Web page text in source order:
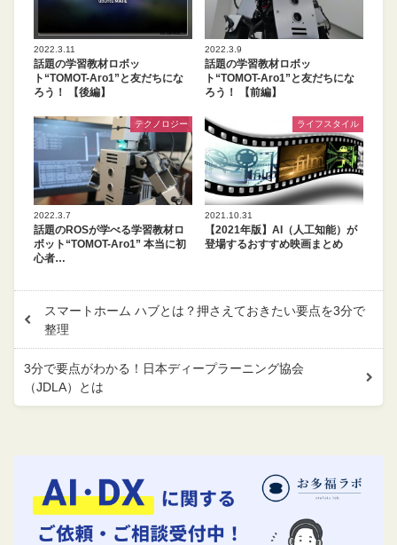
2022.3.11
話題の学習教材ロボッ
ト“TOMOT-Aro1”と友だちにな
ろう！ 【後編】
2022.3.9
話題の学習教材ロボッ
ト“TOMOT-Aro1”と友だちにな
ろう！ 【前編】
テクノロジー
2022.3.7
話題のROSが学べる学習教材ロ
ボット“TOMOT-Aro1” 本当に初
心者…
ライフスタイル
2021.10.31
【2021年版】AI（人工知能）が
登場するおすすめ映画まとめ
スマートホーム ハブとは？押さえておきたい要点を3分で
整理
3分で要点がわかる！日本ディープラーニング協会
（JDLA）とは